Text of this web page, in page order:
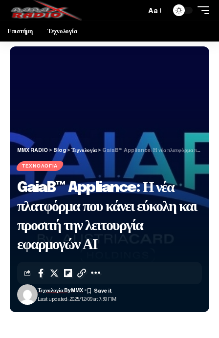
Aa
Επιστήμη Τεχνολογία
MMX RADIO > Blog> Τεχνολογία > GaiaB™ Appliance: Η νέα πλατφόρμα που κάνει εύκολη και προσιτή την λειτουργία εφαρμογών ΑΙ
ΤΕΧΝΟΛΟΓΊΑ
GaiaB™ Appliance: Η νέα
πλατφόρμα που κάνει εύκολη και
προσιτή την λειτουργία
εφαρμογών ΑΙ
Last updated: 2025/12/09 at 7:39 ΠΜ
Τεχνολογία ByMMX